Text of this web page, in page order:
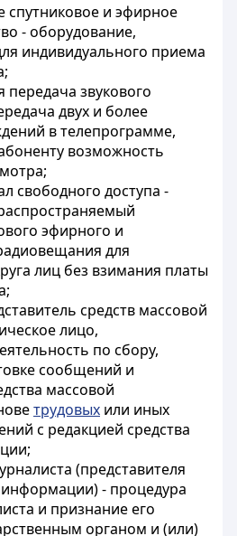
спутниковое и эфирное
- оборудование,
индивидуального приема
передача звукового
двух и более
в телепрограмме,
возможность
свободного доступа -
эфирного и
для
лиц без взимания платы
средств массовой
лицо,
по сбору,
сообщений и
массовой
трудовых или иных
с редакцией средства
(представителя
- процедура
и признание его
органом и (или)